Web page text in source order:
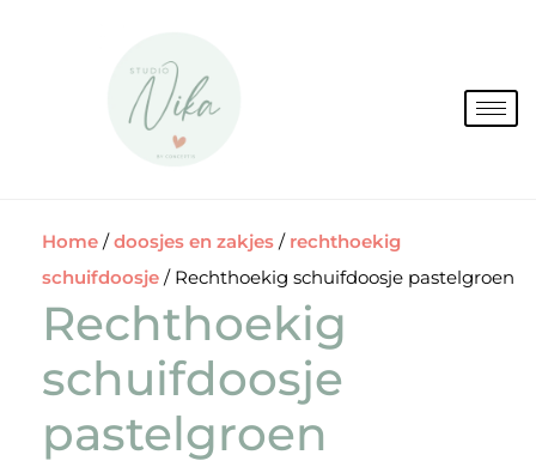
Home /doosjes en zakjes / rechthoekig
schuifdoosje / Rechthoekig schuifdoosje pastelgroen
Rechthoekig
schuifdoosje
pastelgroen